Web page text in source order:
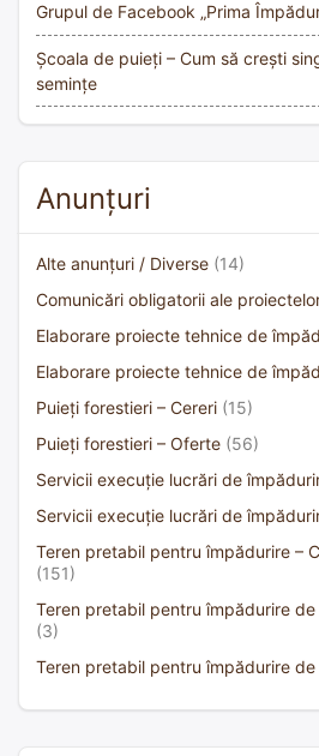
Grupul de Facebook „Prima
Școala de puieți – Cum să crești
semințe
Anunțuri
Alte anunțuri / Diverse (14)
Comunicări obligatorii ale
Elaborare proiecte tehnice de
Elaborare proiecte tehnice de
Puieți forestieri – Cereri (15)
Puieți forestieri – Oferte (56)
Servicii execuție lucrări de
Servicii execuție lucrări de
Teren pretabil pentru împădurire –
(151)
Teren pretabil pentru împădurire
(3)
Teren pretabil pentru împădurire